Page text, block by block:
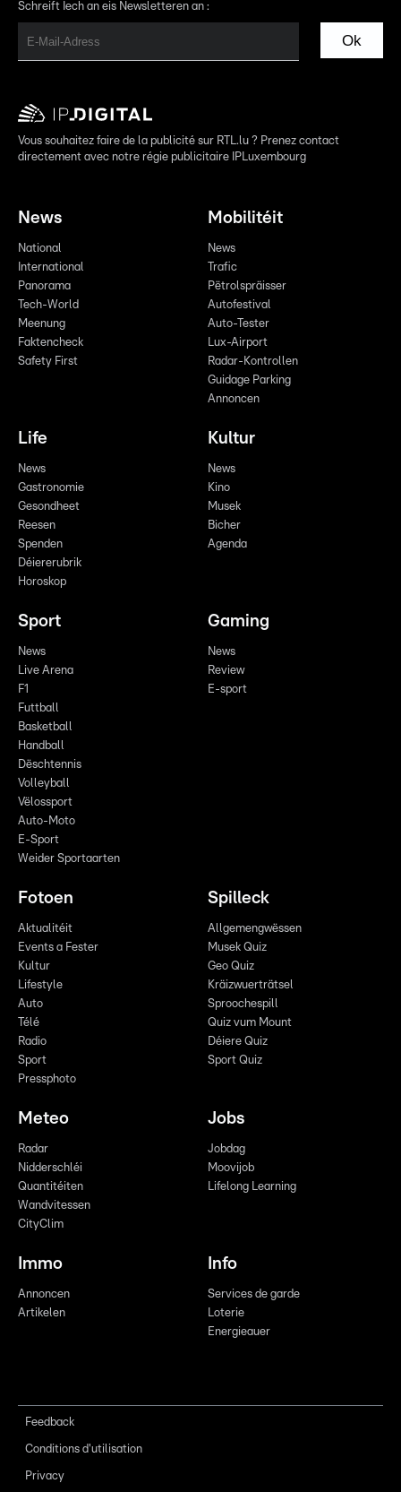
Schreift Iech an eis Newsletteren an :
Ok
Vous souhaitez faire de la publicité sur RTL.lu ? Prenez contact
directement avec notre régie publicitaire IPLuxembourg
News
National
International
Panorama
Tech-World
Meenung
Faktencheck
Safety First
Mobilitéit
News
Trafic
Pëtrolspräisser
Autofestival
Auto-Tester
Lux-Airport
Radar-Kontrollen
Guidage Parking
Annoncen
Life
News
Gastronomie
Gesondheet
Reesen
Spenden
Déiererubrik
Horoskop
Kultur
News
Kino
Musek
Bicher
Agenda
Sport
News
Live Arena
F1
Futtball
Basketball
Handball
Dëschtennis
Volleyball
Vëlossport
Auto-Moto
E-Sport
Weider Sportaarten
Gaming
News
Review
E-sport
Fotoen
Aktualitéit
Events a Fester
Kultur
Lifestyle
Auto
Télé
Radio
Sport
Pressphoto
Spilleck
Allgemengwëssen
Musek Quiz
Geo Quiz
Kräizwuerträtsel
Sproochespill
Quiz vum Mount
Déiere Quiz
Sport Quiz
Meteo
Radar
Nidderschléi
Quantitéiten
Wandvitessen
CityClim
Jobs
Jobdag
Moovijob
Lifelong Learning
Immo
Annoncen
Artikelen
Info
Services de garde
Loterie
Energieauer
Feedback
Conditions d'utilisation
Privacy